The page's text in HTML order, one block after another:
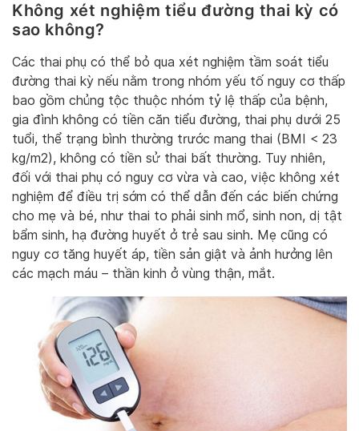
Không xét nghiệm tiểu đường thai kỳ có
sao không?
Các thai phụ có thể bỏ qua xét nghiệm tầm soát tiểu
đường thai kỳ nếu nằm trong nhóm yếu tố nguy cơ thấp
bao gồm chủng tộc thuộc nhóm tỷ lệ thấp của bệnh,
gia đình không có tiền căn tiểu đường, thai phụ dưới 25
tuổi, thể trạng bình thường trước mang thai (BMI < 23
kg/m2), không có tiền sử thai bất thường. Tuy nhiên,
đối với thai phụ có nguy cơ vừa và cao, việc không xét
nghiệm để điều trị sớm có thể dẫn đến các biến chứng
cho mẹ và bé, như thai to phải sinh mổ, sinh non, dị tật
bẩm sinh, hạ đường huyết ở trẻ sau sinh. Mẹ cũng có
nguy cơ tăng huyết áp, tiền sản giật và ảnh hưởng lên
các mạch máu – thần kinh ở vùng thận, mắt.